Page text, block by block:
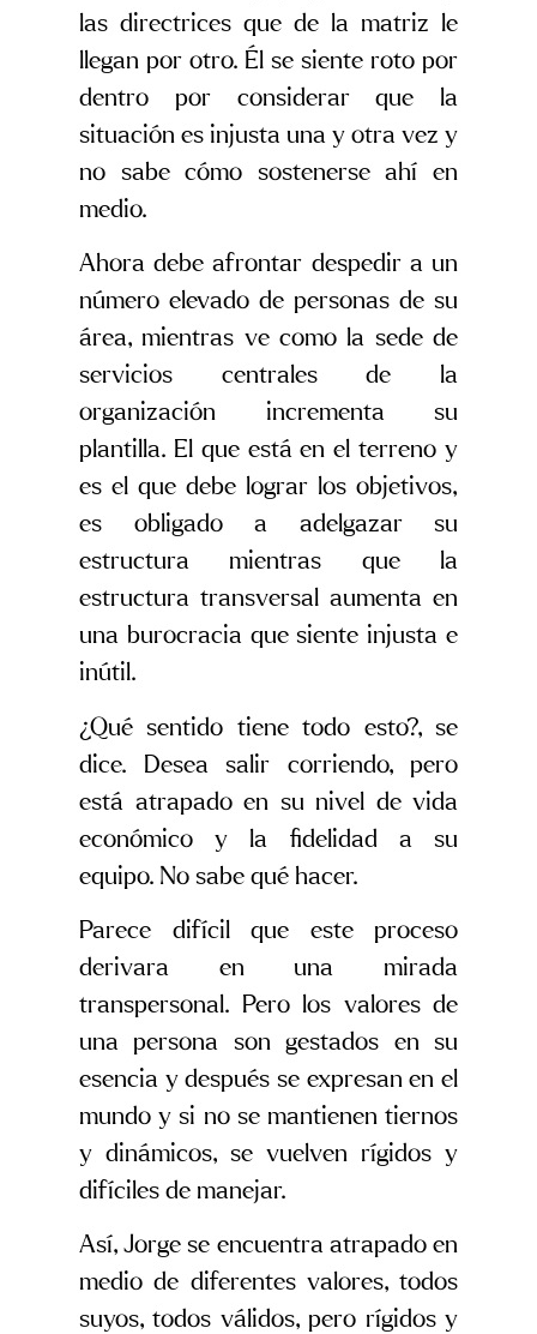
las directrices que de la matriz le
llegan por otro. Él se siente roto por
dentro por considerar que la
situación es injusta una y otra vez y
no sabe cómo sostenerse ahí en
medio.
Ahora debe afrontar despedir a un
número elevado de personas de su
área, mientras ve como la sede de
servicios centrales de la
organización incrementa su
plantilla. El que está en el terreno y
es el que debe lograr los objetivos,
es obligado a adelgazar su
estructura mientras que la
estructura transversal aumenta en
una burocracia que siente injusta e
inútil.
¿Qué sentido tiene todo esto?, se
dice. Desea salir corriendo, pero
está atrapado en su nivel de vida
económico y la fidelidad a su
equipo. No sabe qué hacer.
Parece difícil que este proceso
derivara en una mirada
transpersonal. Pero los valores de
una persona son gestados en su
esencia y después se expresan en el
mundo y si no se mantienen tiernos
y dinámicos, se vuelven rígidos y
difíciles de manejar.
Así, Jorge se encuentra atrapado en
medio de diferentes valores, todos
suyos, todos válidos, pero rígidos y